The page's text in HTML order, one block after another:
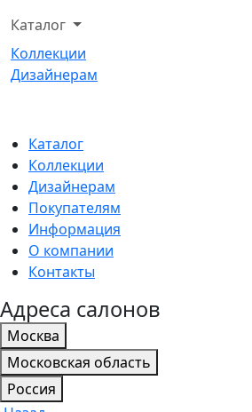
Каталог
Коллекции
Дизайнерам
Каталог
Коллекции
Дизайнерам
Покупателям
Информация
О компании
Контакты
Адреса салонов
Москва
Московская область
Россия